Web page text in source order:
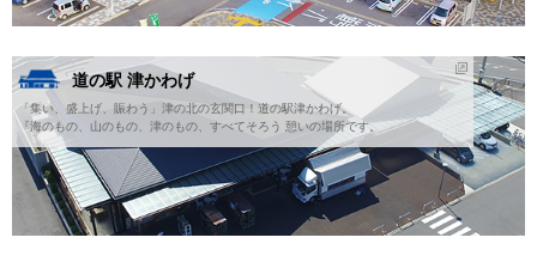
道の駅 津かわげ
「集い、盛上げ、賑わう」津の北の玄関口！道の駅津かわげ。
『海のもの、山のもの、津のもの、すべてそろう 憩いの場所です。